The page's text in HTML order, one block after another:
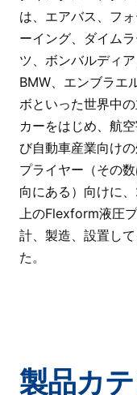
は、エアバス、フ
ーイング、ダイム
ツ、ボンバルディア
BMW、エンブラエ
ボといった世界中
カーをはじめ、航
び自動車産業向け
プライヤー（その
向にある）向けに
上のFlexform液圧
計、製造、設置し
た。
製品カ